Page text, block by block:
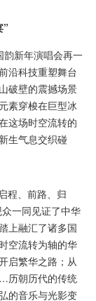
”
新年演唱会再一
沿科技重塑舞台
破壁的震撼场景
素穿梭在巨型冰
这场时空流转的
生气息交织碰
程、前路、归
一同见证了中华
上融汇了诸多国
空流转为轴的华
启繁华之路；从
历朝历代的传统
的音乐与光影变